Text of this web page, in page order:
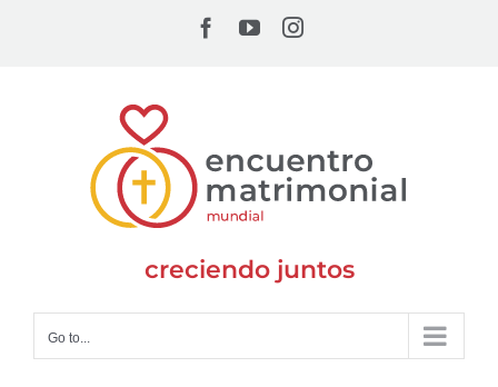
Facebook
YouTubeInstagram
creciendo juntos
Go to...